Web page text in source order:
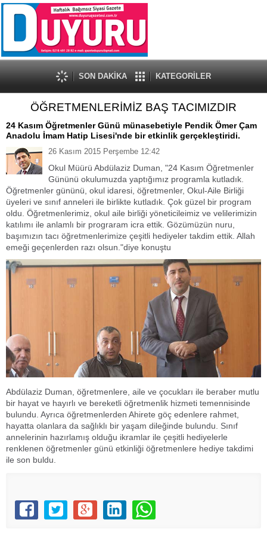
SON DAKİKA KATEGORİLER
ÖĞRETMENLERİMİZ BAŞ TACIMIZDIR
24 Kasım Öğretmenler Günü münasebetiyle Pendik Ömer Çam
Anadolu İmam Hatip Lisesi'nde bir etkinlik gerçekleştiridi.
26 Kasım 2015 Perşembe 12:42
Okul Müürü Abdülaziz Duman, "24 Kasım Öğretmenler
Gününü okulumuzda yaptığımız programla kutladık.
Öğretmenler gününü, okul idaresi, öğretmenler, Okul-Aile Birliği
üyeleri ve sınıf anneleri ile birlikte kutladık. Çok güzel bir program
oldu. Öğretmenlerimiz, okul aile birliği yöneticileimiz ve velilerimizin
katılımı ile anlamlı bir prograram icra ettik. Gözümüzün nuru,
başımızın tacı öğretmenlerimize çeşitli hediyeler takdim ettik. Allah
emeği geçenlerden razı olsun."diye konuştu
Abdülaziz Duman, öğretmenlere, aile ve çocukları ile beraber mutlu
bir hayat ve hayırlı ve bereketli öğretmenlik hizmeti temennisinde
bulundu. Ayrıca öğretmenlerden Ahirete göç edenlere rahmet,
hayatta olanlara da sağlıklı bir yaşam dileğinde bulundu. Sınıf
annelerinin hazırlamış olduğu ikramlar ile çeşitli hediyelerle
renklenen öğretmenler günü etkinliği öğretmenlere hediye takdimi
ile son buldu.